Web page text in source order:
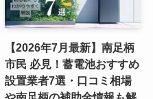
【2026年7月最新】南足柄
市民 必見！蓄電池おすすめ
設置業者7選・口コミ相場